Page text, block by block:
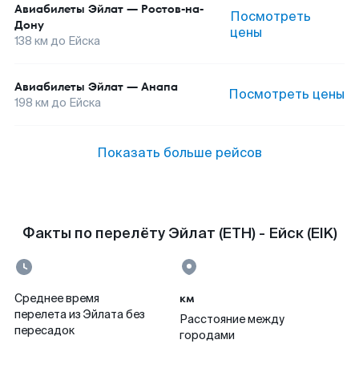
Авиабилеты Эйлат — Ростов-на-
Дону
138 км до Ейска
Посмотреть
цены
Авиабилеты Эйлат — Анапа
198 км до Ейска Посмотреть цены
Показать больше рейсов
Факты по перелёту Эйлат (ETH) - Ейск (EIK)
Среднее время
перелета из Эйлата без
пересадок
км
Расстояние между
городами